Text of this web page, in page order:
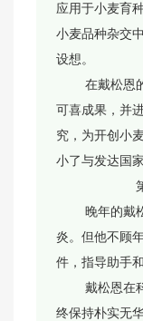
应用于小麦育
小麦品种杂交
设想。
在戴松恩
可喜成果，并
究，为开创小
小了与发达国
晚年的戴
炎。但他不顾
件，指导助手
戴松恩在
终保持朴实无